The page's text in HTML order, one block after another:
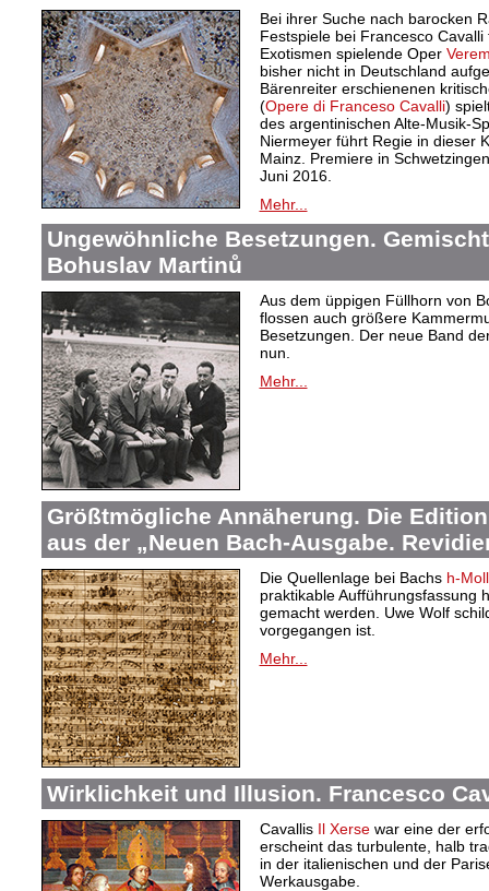
Bei ihrer Suche nach barocken
Festspiele bei Francesco
Exotismen spielende Oper
bisher nicht in Deutschland
Bärenreiter erschienenen
(Opere di Franceso Cavalli)
des argentinischen Alte-Musik-
Niermeyer führt Regie in dieser
Mainz. Premiere in
Juni 2016.
Mehr...
Ungewöhnliche Besetzungen.
Bohuslav Martinů
Aus dem üppigen Füllhorn von
flossen auch größere
Besetzungen. Der neue Band
nun.
Mehr...
Größtmögliche Annäherung. Die
aus der „Neuen Bach-Ausgabe.
Die Quellenlage bei Bachs h-
praktikable Aufführungsfassung
gemacht werden. Uwe Wolf
vorgegangen ist.
Mehr...
Wirklichkeit und Illusion. Francesco
Cavallis Il Xersewar eine der
erscheint das turbulente, halb
in der italienischen und der
Werkausgabe.